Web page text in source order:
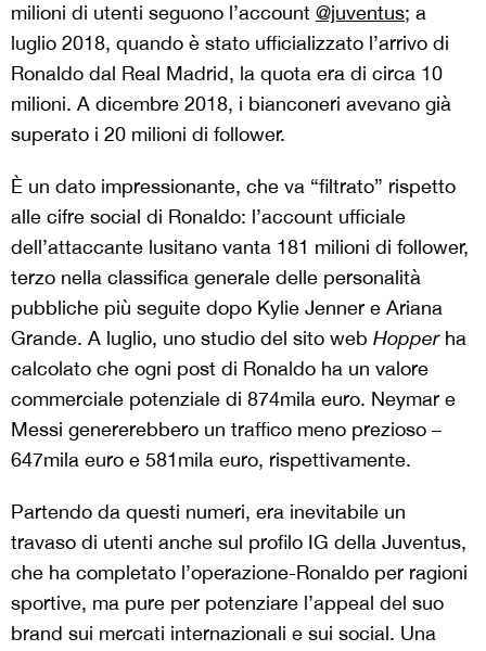
milioni di utenti seguono l’account @juventus; a
luglio 2018, quando è stato ufficializzato l’arrivo di
Ronaldo dal Real Madrid, la quota era di circa 10
milioni. A dicembre 2018, i bianconeri avevano già
superato i 20 milioni di follower.
È un dato impressionante, che va “filtrato” rispetto
alle cifre social di Ronaldo: l’account ufficiale
dell’attaccante lusitano vanta 181 milioni di follower,
terzo nella classifica generale delle personalità
pubbliche più seguite dopo Kylie Jenner e Ariana
Grande. A luglio, uno studio del sito web Hopper ha
calcolato che ogni post di Ronaldo ha un valore
commerciale potenziale di 874mila euro. Neymar e
Messi genererebbero un traffico meno prezioso –
647mila euro e 581mila euro, rispettivamente.
Partendo da questi numeri, era inevitabile un
travaso di utenti anche sul profilo IG della Juventus,
che ha completato l’operazione-Ronaldo per ragioni
sportive, ma pure per potenziare l’appeal del suo
brand sui mercati internazionali e sui social. Una